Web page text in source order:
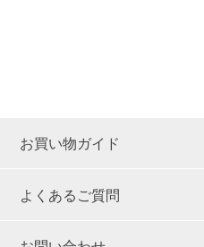
お買い物ガイド
よくあるご質問